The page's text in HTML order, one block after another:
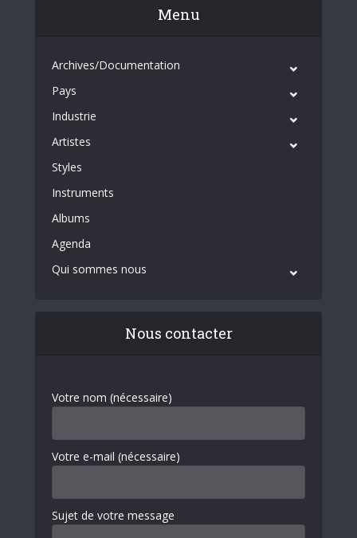
Menu
Archives/Documentation
Pays
Industrie
Artistes
Styles
Instruments
Albums
Agenda
Qui sommes nous
Nous contacter
Votre nom (nécessaire)
Votre e-mail (nécessaire)
Sujet de votre message